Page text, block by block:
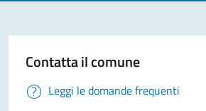
Contatta il comune
Leggi le domande frequenti